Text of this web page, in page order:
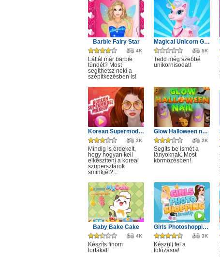
Barbie Fairy Star
4K
Láttál már barbie
tündét? Most
segíthetsz neki a
szépítkezésben is!
Magical Unicorn Grooming World
5K
Tedd még szebbé
unikornisodat!
Korean Supermodel Makeup
2K
Mindig is érdekelt,
hogy hogyan kell
elkészíteni a koreai
szupersztárok
sminkjét?...
Glow Halloween nails polish
2K
Segíts be ismét a
lányoknak. Most
körmözésben!
Baby Bake Cake
4K
Készíts finom
tortákat!
Girls Photoshopping Dressup
3K
Készülj fel a
fotózásra!